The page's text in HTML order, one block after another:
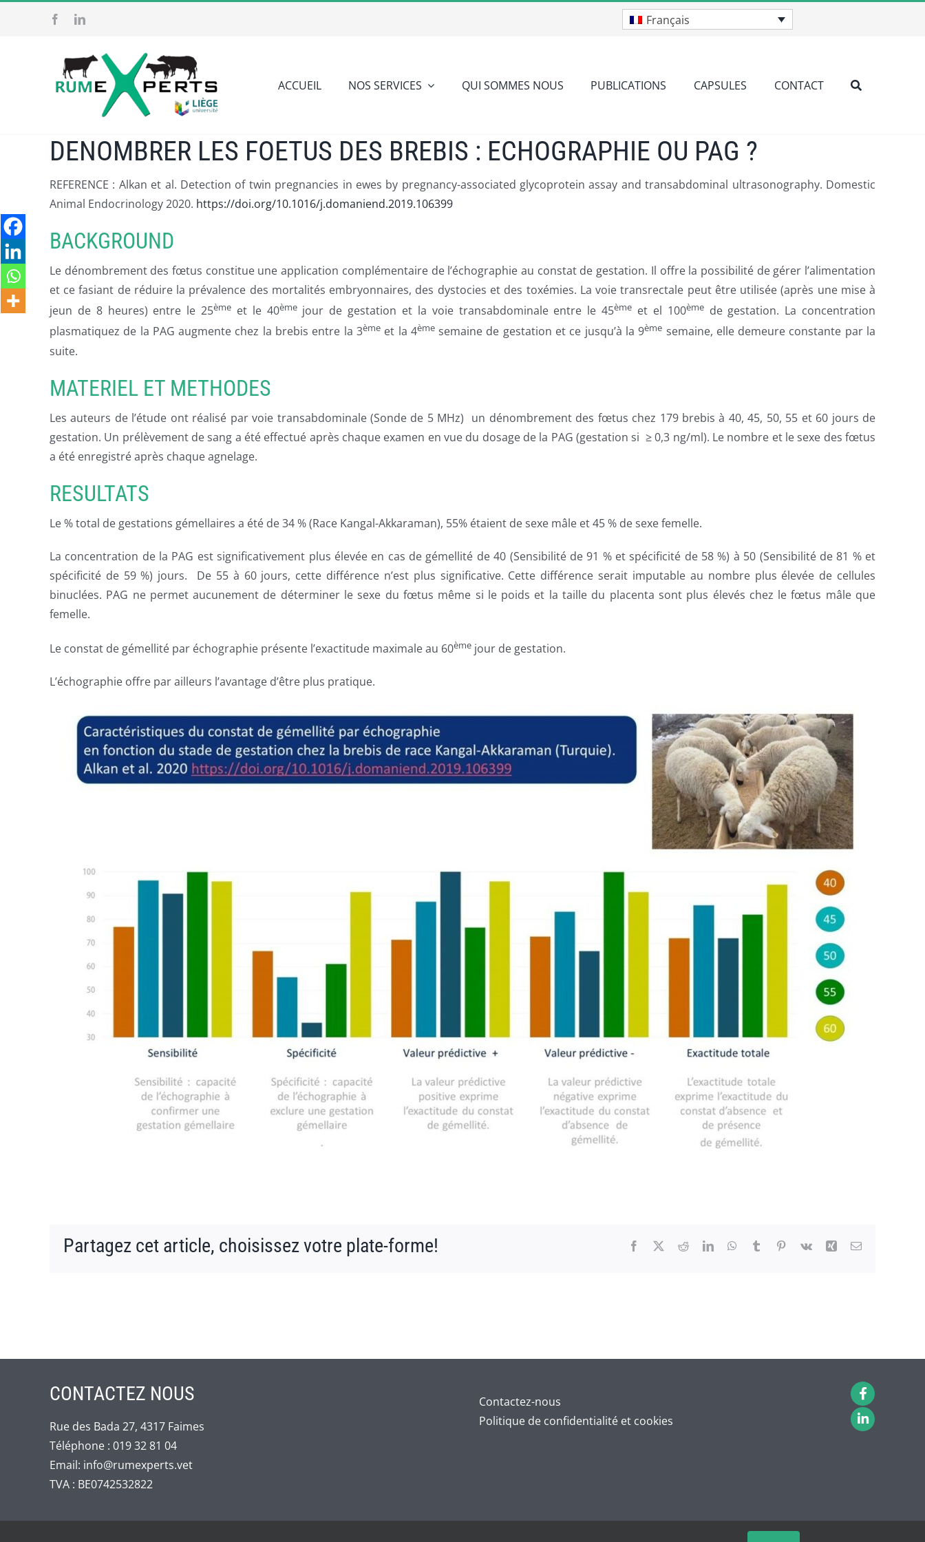
Français
ACCUEIL NOS SERVICES QUI SOMMES NOUS PUBLICATIONS CAPSULES CONTACT
DENOMBRER LES FOETUS DES BREBIS : ECHOGRAPHIE OU PAG ?
REFERENCE : Alkan et al. Detection of twin pregnancies in ewes by pregnancy-associated glycoprotein assay and transabdominal ultrasonography. Domestic
Animal Endocrinology 2020. https://doi.org/10.1016/j.domaniend.2019.106399
BACKGROUND
Le dénombrement des fœtus constitue une application complémentaire de l’échographie au constat de gestation. Il offre la possibilité de gérer l’alimentation
et ce fasiant de réduire la prévalence des mortalités embryonnaires, des dystocies et des toxémies. La voie transrectale peut être utilisée (après une mise à
jeun de 8 heures) entre le 25ème et le 40èmejour de gestation et la voie transabdominale entre le 45ème et el 100èmede gestation. La concentration
plasmatiquez de la PAG augmente chez la brebis entre la 3èmeet la 4èmesemaine de gestation et ce jusqu’à la 9ème semaine, elle demeure constante par la
suite.
MATERIEL ET METHODES
Les auteurs de l’étude ont réalisé par voie transabdominale (Sonde de 5 MHz) un dénombrement des fœtus chez 179 brebis à 40, 45, 50, 55 et 60 jours de
gestation. Un prélèvement de sang a été effectué après chaque examen en vue du dosage de la PAG (gestation si ≥ 0,3 ng/ml). Le nombre et le sexe des fœtus
a été enregistré après chaque agnelage.
RESULTATS
Le % total de gestations gémellaires a été de 34 % (Race Kangal-Akkaraman), 55% étaient de sexe mâle et 45 % de sexe femelle.
La concentration de la PAG est significativement plus élevée en cas de gémellité de 40 (Sensibilité de 91 % et spécificité de 58 %) à 50 (Sensibilité de 81 % et
spécificité de 59 %) jours. De 55 à 60 jours, cette différence n’est plus significative. Cette différence serait imputable au nombre plus élevée de cellules
binuclées. PAG ne permet aucunement de déterminer le sexe du fœtus même si le poids et la taille du placenta sont plus élevés chez le fœtus mâle que
femelle.
Le constat de gémellité par échographie présente l’exactitude maximale au 60èmejour de gestation.
L’échographie offre par ailleurs l’avantage d’être plus pratique.
Partagez cet article, choisissez votre plate-forme! Facebook RedditLinkedInWhatsApp
Tumblr Pinterest
Vk Xing Email
CONTACTEZ NOUS
Rue des Bada 27, 4317 Faimes
Téléphone : 019 32 81 04
Email: info@rumexperts.vet
TVA : BE0742532822
Contactez-nous
Politique de confidentialité et cookies